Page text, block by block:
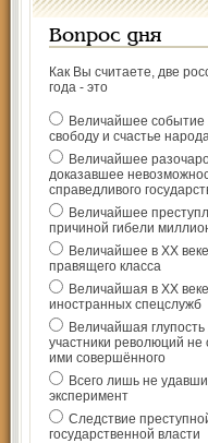
Вопрос дня
Как Вы считаете, две
года - это
Величайшее
свободу и счастье
Величайшее
доказавшее
справедливого
Величайшее
причиной гибели
Величайшее в ХХ
правящего класса
Величайшая в ХХ
иностранных спецслужб
Величайшая глупость
участники революций не
ими совершённого
Всего лишь не
эксперимент
Следствие
государственной власти